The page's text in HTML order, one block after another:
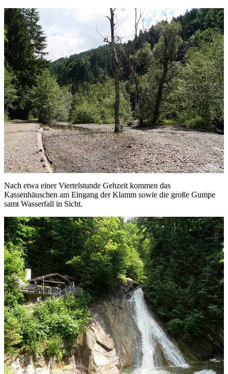
Nach etwa einer Viertelstunde Gehzeit kommen das
Kassenhäuschen am Eingang der Klamm sowie die große Gumpe
samt Wasserfall in Sicht.